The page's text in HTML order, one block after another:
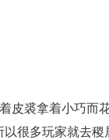
皮裘拿着小巧而
很多玩家就去